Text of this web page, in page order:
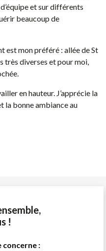
et sur différents
beaucoup de
est mon préféré : allée de St
très diverses et pour moi,
en hauteur. J’apprécie la
bonne ambiance au
!
: